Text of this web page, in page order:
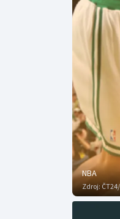
NBA
Zdroj: